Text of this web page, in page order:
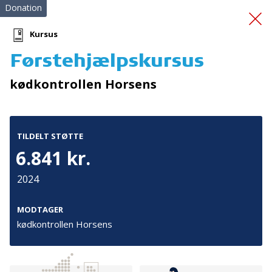
RB Kolding
Donation
Kursus
Førstehjælpskursus
kødkontrollen Horsens
TILDELT STØTTE
6.841 kr.
2024
MODTAGER
kødkontrollen Horsens
Tilmeld nyhedsbrev
De seneste nyheder om TrygFondens og TryghedsGruppens
aktiviteter direkte i din indbakke.